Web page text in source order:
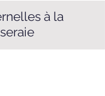
à la